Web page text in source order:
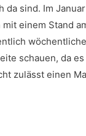
da sind. Im
einem Stand
schauen, da
zulässt einen